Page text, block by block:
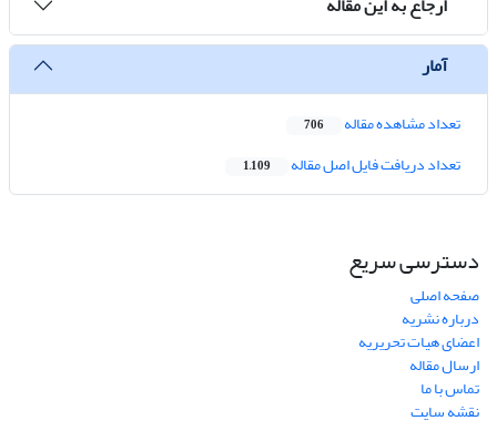
آمار
تعداد مشاهده مقاله 706
تعداد دریافت فایل اصل مقاله 1,109
دسترسی سریع
صفحه اصلی
درباره نشریه
اعضای هیات تحریریه
ارسال مقاله
تماس با ما
نقشه سایت